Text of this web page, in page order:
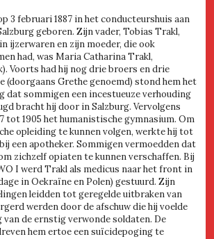
3 februari 1887 in het conducteurshuis aan
geboren. Zijn vader, Tobias Trakl,
ijzerwaren en zijn moeder, die ook
had, was Maria Catharina Trakl,
Voorts had hij nog drie broers en drie
(doorgaans Grethe genoemd) stond hem het
dat sommigen een incestueuze verhouding
bracht hij door in Salzburg. Vervolgens
tot 1905 het humanistische gymnasium. Om
opleiding te kunnen volgen, werkte hij tot
een apotheker. Sommigen vermoedden dat
zichzelf opiaten te kunnen verschaffen. Bij
I werd Trakl als medicus naar het front in
in Oekraïne en Polen) gestuurd. Zijn
leidden tot geregelde uitbraken van
werden door de afschuw die hij voelde
de ernstig verwonde soldaten. De
hem ertoe een suïcidepoging te